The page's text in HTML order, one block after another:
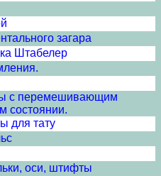
загара
Штабелер
с перемешивающим
состоянии.
для тату
оси, штифты